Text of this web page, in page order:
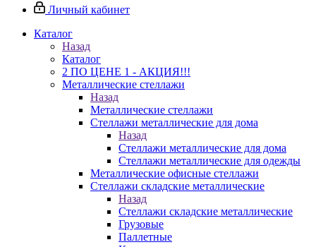
Личный кабинет
Каталог
Назад
Каталог
2 ПО ЦЕНЕ 1 - АКЦИЯ!!!
Металлические стеллажи
Назад
Металлические стеллажи
Стеллажи металлические для дома
Назад
Стеллажи металлические для дома
Стеллажи металлические для одежды
Металлические офисные стеллажи
Стеллажи складские металлические
Назад
Стеллажи складские металлические
Грузовые
Паллетные